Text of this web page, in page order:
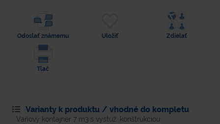
Odoslať známemu Uložiť Zdielať
Tlač
Varianty k produktu / vhodné do kompletu
Vaňový kontajner 7 m3 s vystuž. konštrukciou